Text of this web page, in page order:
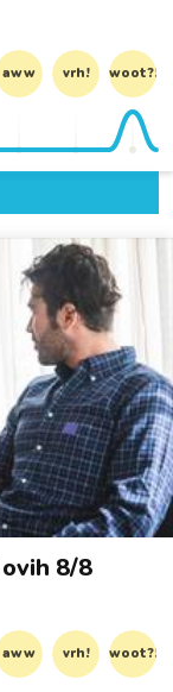
aww vrh! woot?!
8/8
aww vrh! woot?!